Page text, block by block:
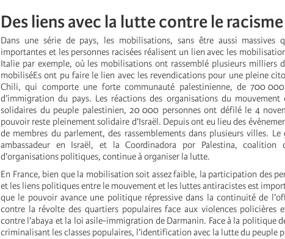
Des liens avec la lutte contre le racisme
Dans une série de pays, les mobilisations, sans être aussi massives
importantes et les personnes racisées réalisent un lien avec les
Italie par exemple, où les mobilisations ont rassemblé plusieurs milliers
mobiliséEs ont pu faire le lien avec les revendications pour une pleine
Chili, qui comporte une forte communauté palestinienne, de 700
d’immigration du pays. Les réactions des organisations du
solidaires du peuple palestinien, 20 000 personnes ont défilé le 4
pouvoir reste pleinement solidaire d’Israël. Depuis ont eu lieu des
de membres du parlement, des rassemblements dans plusieurs villes.
ambassadeur en Israël, et la Coordinadora por Palestina, coalition
d’organisations politiques, continue à organiser la lutte.
En France, bien que la mobilisation soit assez faible, la participation des
et les liens politiques entre le mouvement et les luttes antiracistes est
que le pouvoir avance une politique répressive dans la continuité de
contre la révolte des quartiers populaires face aux violences policières
contre l’abaya et la loi asile-immigration de Darmanin. Face à la politique
criminalisant les classes populaires, l’identification avec la lutte du peuple